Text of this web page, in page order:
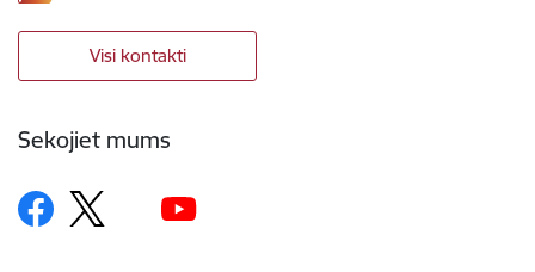
Visi kontakti
Sekojiet mums